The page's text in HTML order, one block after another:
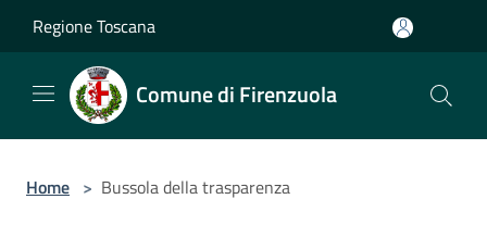
Regione Toscana
Comune di Firenzuola
Home > Bussola della trasparenza